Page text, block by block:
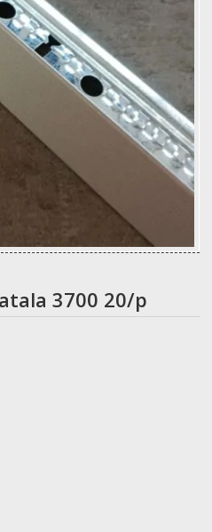
3700 20/p